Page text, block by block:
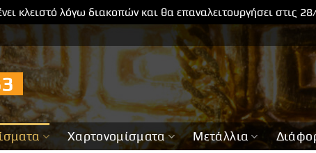
κλειστό λόγω διακοπών και θα επαναλειτουργήσει στις
Χαρτονομίσματα Μετάλλια